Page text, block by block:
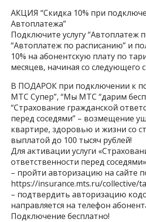
АКЦИЯ “Скидка 10% при
Автоплатежа”
Подключите услугу “Автоплатеж
“Автоплатеж по расписанию” и
10% на абонентскую плату по
месяцев, начиная со следующего
В ПОДАРОК при подключении к
МТС Супер”, “Мы МТС “дарим
“Страхование гражданской
перед соседями” – возмещение
квартире, здоровью и жизни со
выплатой до 100 тысяч рублей!
Для активации услуги
ответственности перед
– пройти авторизацию на сайте
https://insurance.mts.ru/collective/
– подтвердить авторизацию
направляется на телефон
Подключение бесплатно!